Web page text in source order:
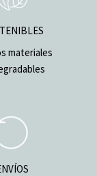
materiales